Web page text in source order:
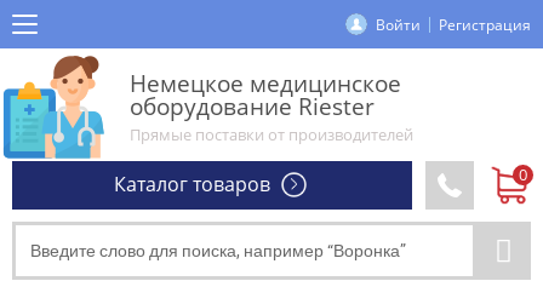
Войти Регистрация
Немецкое медицинское
оборудование Riester
Прямые поставки от производителей
Каталог товаров